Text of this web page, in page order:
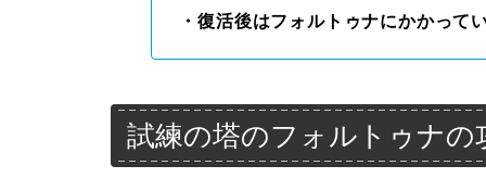
・復活後はフォルトゥナにかかって
試練の塔のフォルトゥナの